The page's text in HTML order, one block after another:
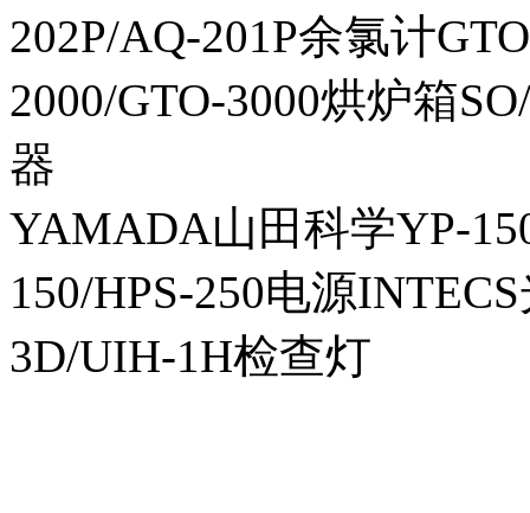
202P/AQ-201P余氯计
2000/GTO-3000烘炉箱
器
YAMADA山田科学YP-
150/HPS-250电源
3D/UIH-1H检查灯